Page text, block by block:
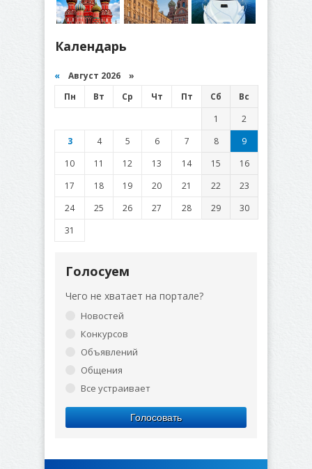
Календарь
« Август 2026 »
Пн
Вт Ср Чт Пт Сб
Вс
1
2
3
4 5 6 7 8
9
10
11 12 13 14 15
16
17
18 19 20 21 22
23
24
25 26 27 28 29
30
31
Голосуем
Чего не хватает на портале?
Новостей
Конкурсов
Объявлений
Общения
Все устраивает
Голосовать